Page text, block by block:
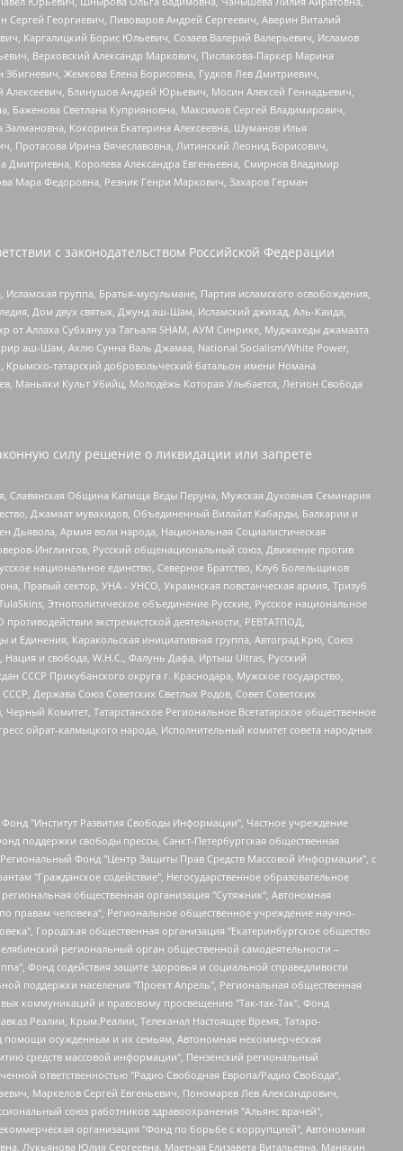
Сергей Георгиевич, Пивоваров Андрей Сергеевич, Аверин Виталий
Каргалицкий Борис Юльевич, Созаев Валерий Валерьевич, Исламов
Верховский Александр Маркович, Пислакова-Паркер Марина
Збигневич, Жемкова Елена Борисовна, Гудков Лев Дмитриевич,
Блинушов Андрей Юрьевич, Мосин Алексей Геннадьевич,
Баженова Светлана Куприяновна, Максимов Сергей Владимирович,
Кокорина Екатерина Алексеевна, Шуманов Илья
Протасова Ирина Вячеславовна, Литинский Леонид Борисович,
Королева Александра Евгеньевна, Смирнов Владимир
Мара Федоровна, Резник Генри Маркович, Захаров Герман
с законодательством Российской Федерации
группа, Братья-мусульмане, Партия исламского освобождения,
Дом двух святых, Джунд аш-Шам, Исламский джихад, Аль-Каида,
Аллаха Субхану уа Тагьаля SHAM, АУМ Синрике, Муджахеды джамаата
аш-Шам, Ахлю Сунна Валь Джамаа, National Socialism/White Power,
Крымско-татарский добровольческий батальон имени Номана
Маньяки Культ Убийц, Молодёжь Которая Улыбается, Легион Свобода
силу решение о ликвидации или запрете
Славянская Община Капища Веды Перуна, Мужская Духовная Семинария
Джамаат мувахидов, Объединенный Вилайат Кабарды, Балкарии и
Дьявола, Армия воли народа, Национальная Социалистическая
Инглингов, Русский общенациональный союз, Движение против
национальное единство, Северное Братство, Клуб Болельщиков
Правый сектор, УНА - УНСО, Украинская повстанческая армия, Тризуб
Этнополитическое объединение Русские, Русское национальное
экстремистской деятельности, РЕВТАТПОД,
Единения, Каракольская инициативная группа, Автоград Крю, Союз
Нация и свобода, W.H.С., Фалунь Дафа, Иртыш Ultras, Русский
Прикубанского округа г. Краснодара, Мужское государство,
Держава Союз Советских Светлых Родов, Совет Советских
Комитет, Татарстанское Региональное Всетатарское общественное
ойрат-калмыцкого народа, Исполнительный комитет совета народных
группа ЛГБТ+ "Реверс", Алексеев Андрей Викторович, Бекбулатова Таисия Львовна, Беляев Иван Михайлович, Владыкина Елена Сергеевна, Гельман Марат Александрович, Никульшина Вероника Юрьевна, Толоконникова Надежда Андреевна, Шендерович Виктор Анатольевич, Общество с ограниченной ответственностью "Данное сообщение", Общество с ограниченной ответственностью Издательский дом "Новая глава", Айнбиндер Александра Александровна, Московский комьюнити-центр для ЛГБТ+инициатив, Благотворительный фонд развития филантропии, Deutsche Welle (Германия, Kurt-Schumacher-Strasse 3, 53113 Bonn), Борзунова Мария Михайловна, Воробьев Виктор Викторович, Голубева Анна Львовна, Константинова Алла Михайловна, Малкова Ирина Владимировна, Мурадов Мурад Абдулгалимович, Осетинская Елизавета Николаевна, Понасенков Евгений Николаевич, Ганапольский Матвей Юрьевич, Киселев Евгений Алексеевич, Борухович Ирина Григорьевна, Дремин Иван Тимофеевич, Дубровский Дмитрий Викторович, Красноярская региональная общественная организация поддержки и развития альтернативных образовательных технологий и межкультурных коммуникаций "ИНТЕРРА", Маяковская Екатерина Алексеевна, Фейгин Марк Захарович, Филимонов Андрей Викторович, Дзугкоева Регина Николаевна, Доброхотов Роман Александрович, Дудь Юрий Александрович, Елкин Сергей Владимирович, Кругликов Кирилл Игоревич, Сабунаева Мария Леонидовна, Семенов Алексей Владимирович, Шаинян Карен Багратович, Шульман Екатерина Михайловна, Асафьев Артур Валерьевич, Вахштайн Виктор Семенович, Венедиктов Алексей Алексеевич, Лушникова Екатерина Евгеньевна, Волков Леонид Михайлович, Невзоров Александр Глебович, Пархоменко Сергей Борисович, Сироткин Ярослав Николаевич, Кара-Мурза Владимир Владимирович, Баранова Наталья Владимировна, Гозман Леонид Яковлевич, Кагарлицкий Борис Юльевич, Климарев Михаил Валерьевич, Милов Владимир Станиславович, Автономная некоммерческая организация Краснодарский центр современного искусства "Типография", Моргенштерн Алишер Тагирович, Соболь Любовь Эдуардовна, Общество с ограниченной ответственностью "ЛИЗА НОРМ", Каспаров Гарри Кимович, Ходорковский Михаил Борисович, Общество с ограниченной ответственностью "Апрельские тезисы", Данилович Ирина Брониславовна, Кашин Олег Владимирович, Петров Николай Владимирович, Пивоваров Алексей Владимирович, Соколов Михаил Владимирович, Цветкова Юлия Владимировна, Чичваркин Евгений Александрович, Комитет против пыток/Команда против пыток, Общество с ограниченной ответственностью "Первый научный", Общество с ограниченной ответственностью "Вертолет и ко", Белоцерковская Вероника Борисовна, Кац Максим Евгеньевич, Лазарева Татьяна Юрьевна, Шаведдинов Руслан Табризович, Яшин Илья Валерьевич, Общество с ограниченной ответственностью "Иноагент ААВ", Алешковский Дмитрий Петрович, Альбац Евгения Марковна, Быков Дмитрий Львович, Галямина Юлия Евгеньевна, Лойко Сергей Леонидович, Мартынов Кирилл Константинович, Медведев Сергей Александрович, Крашенинников Федор Геннадиевич, Гордеева Катерина Вл